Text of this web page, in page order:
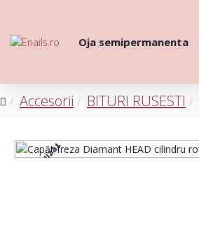
Oja semipermanenta
Accesorii BITURI RUSESTI
Stoc epuizat